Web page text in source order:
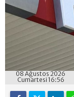
08 Ağustos 2026
Cumartesi 16:56